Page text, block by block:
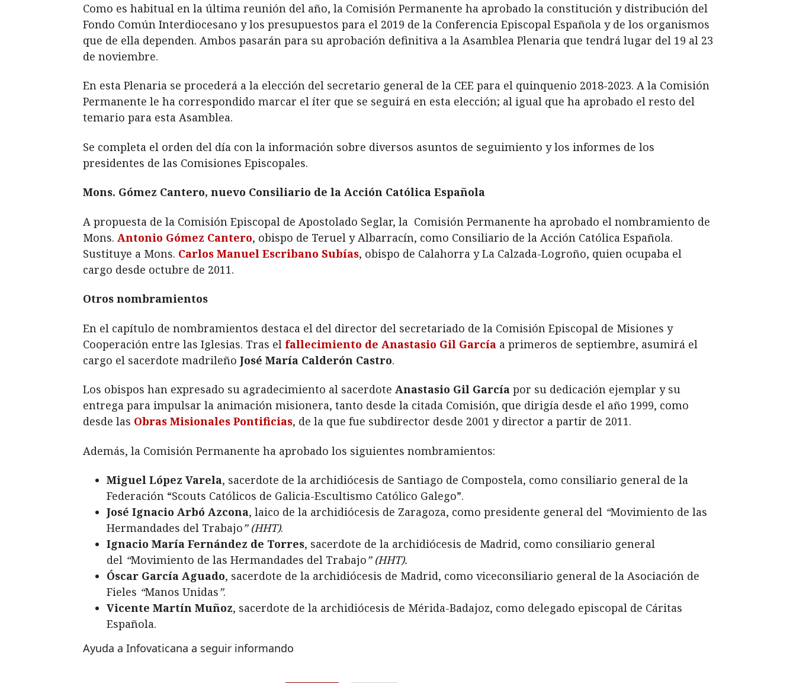
Como es habitual en la última reunión del año, la Comisión Permanente ha aprobado la constitución y distribución del
Fondo Común Interdiocesano y los presupuestos para el 2019 de la Conferencia Episcopal Española y de los organismos
que de ella dependen. Ambos pasarán para su aprobación definitiva a la Asamblea Plenaria que tendrá lugar del 19 al 23
de noviembre.
En esta Plenaria se procederá a la elección del secretario general de la CEE para el quinquenio 2018-2023. A la Comisión
Permanente le ha correspondido marcar el íter que se seguirá en esta elección; al igual que ha aprobado el resto del
temario para esta Asamblea.
Se completa el orden del día con la información sobre diversos asuntos de seguimiento y los informes de los
presidentes de las Comisiones Episcopales.
Mons. Gómez Cantero, nuevo Consiliario de la Acción Católica Española
A propuesta de la Comisión Episcopal de Apostolado Seglar, la Comisión Permanente ha aprobado el nombramiento de
Mons. Antonio Gómez Cantero, obispo de Teruel y Albarracín, como Consiliario de la Acción Católica Española.
Sustituye a Mons. Carlos Manuel Escribano Subías, obispo de Calahorra y La Calzada-Logroño, quien ocupaba el
cargo desde octubre de 2011.
Otros nombramientos
En el capítulo de nombramientos destaca el del director del secretariado de la Comisión Episcopal de Misiones y
Cooperación entre las Iglesias. Tras el fallecimiento de Anastasio Gil García a primeros de septiembre, asumirá el
cargo el sacerdote madrileño José María Calderón Castro.
Los obispos han expresado su agradecimiento al sacerdote Anastasio Gil García por su dedicación ejemplar y su
entrega para impulsar la animación misionera, tanto desde la citada Comisión, que dirigía desde el año 1999, como
desde las Obras Misionales Pontificias, de la que fue subdirector desde 2001 y director a partir de 2011.
Además, la Comisión Permanente ha aprobado los siguientes nombramientos:
Miguel López Varela, sacerdote de la archidiócesis de Santiago de Compostela, como consiliario general de la
Federación “Scouts Católicos de Galicia-Escultismo Católico Galego”.
José Ignacio Arbó Azcona, laico de la archidiócesis de Zaragoza, como presidente general del “Movimiento de las
Hermandades del Trabajo” (HHT).
Ignacio María Fernández de Torres, sacerdote de la archidiócesis de Madrid, como consiliario general
del “Movimiento de las Hermandades del Trabajo” (HHT).
Óscar García Aguado, sacerdote de la archidiócesis de Madrid, como viceconsiliario general de la Asociación de
Fieles “Manos Unidas”.
Vicente Martín Muñoz, sacerdote de la archidiócesis de Mérida-Badajoz, como delegado episcopal de Cáritas
Española.
Ayuda a Infovaticana a seguir informando